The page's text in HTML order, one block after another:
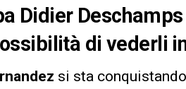
Didier
di vederli
si sta